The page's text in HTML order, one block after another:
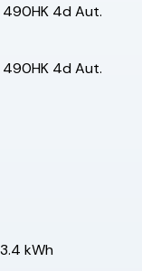
4d Aut.
4d Aut.
kWh